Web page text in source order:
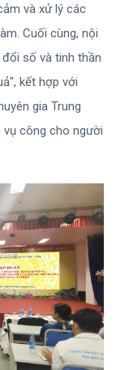
và xử lý các
Cuối cùng, nội
số và tinh thần
kết hợp với
gia Trung
công cho người